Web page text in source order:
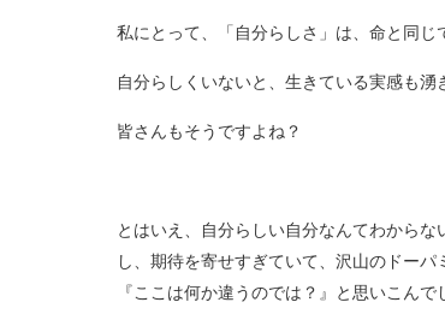
私にとって、「自分らしさ」は、命と同じ
自分らしくいないと、生きている実感も湧
皆さんもそうですよね？
とはいえ、自分らしい自分なんてわから
し、期待を寄せすぎていて、沢山のドー
『ここは何か違うのでは？』と思いこんで